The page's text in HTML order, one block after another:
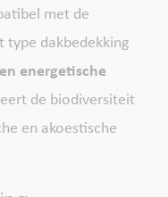
met de
type dakbedekking
energetische
de biodiversiteit
en akoestische